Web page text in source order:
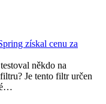
získal cenu za
někdo na
Je tento filtr určen